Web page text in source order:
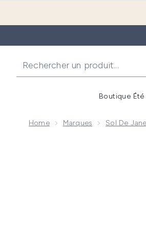
Boutique Été
Home Marques Sol De